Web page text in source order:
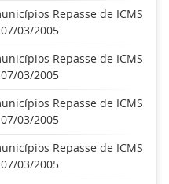
Repasse de ICMS
03/2005
Repasse de ICMS
03/2005
Repasse de ICMS
03/2005
Repasse de ICMS
03/2005